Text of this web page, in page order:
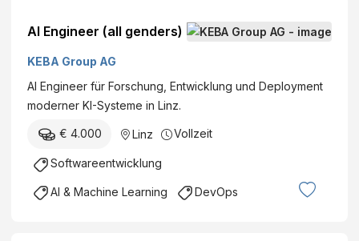
e
s
c
h
Z
u
n
s
-
ti
AI Engineer (all genders)
KEBA Group AG
AI Engineer für Forschung, Entwicklung und Deployment
moderner KI-Systeme in Linz.
€ 4.000 Linz Vollzeit
Softwareentwicklung
AI & Machine Learning DevOps